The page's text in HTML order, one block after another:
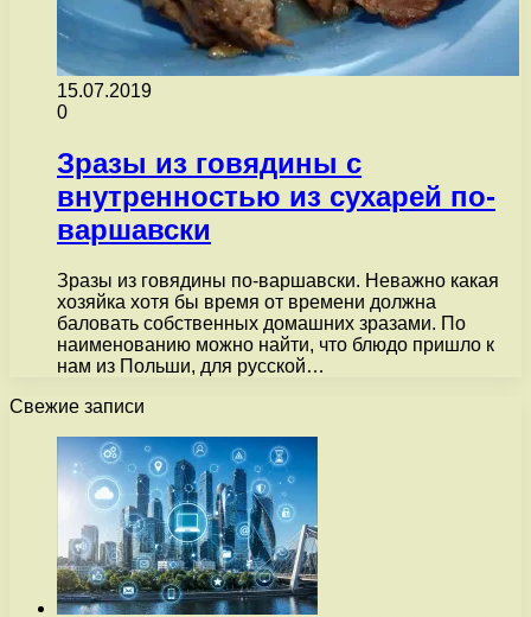
15.07.2019
0
Зразы из говядины с
внутренностью из сухарей по-
варшавски
Зразы из говядины по-варшавски. Неважно какая
хозяйка хотя бы время от времени должна
баловать собственных домашних зразами. По
наименованию можно найти, что блюдо пришло к
нам из Польши, для русской…
Свежие записи